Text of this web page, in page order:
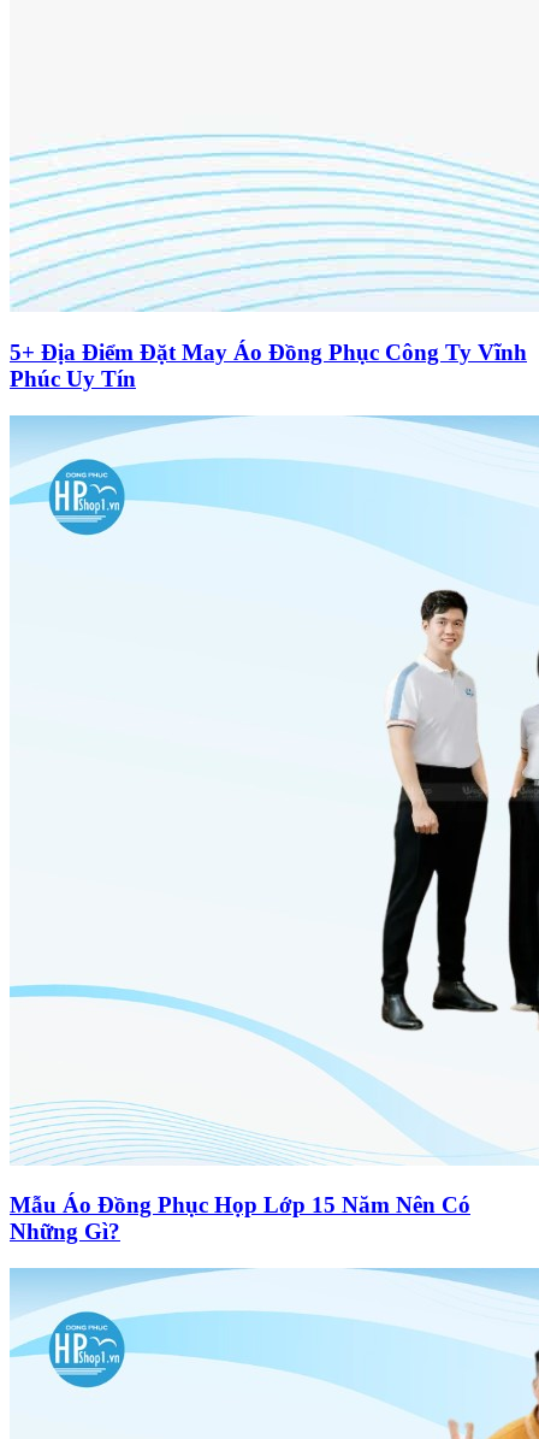
5+ Địa Điểm Đặt May Áo Đồng Phục Công Ty Vĩnh
Phúc Uy Tín
Mẫu Áo Đồng Phục Họp Lớp 15 Năm Nên Có
Những Gì?